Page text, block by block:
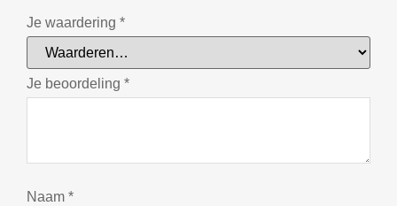
Je waardering *
Je beoordeling *
Naam *